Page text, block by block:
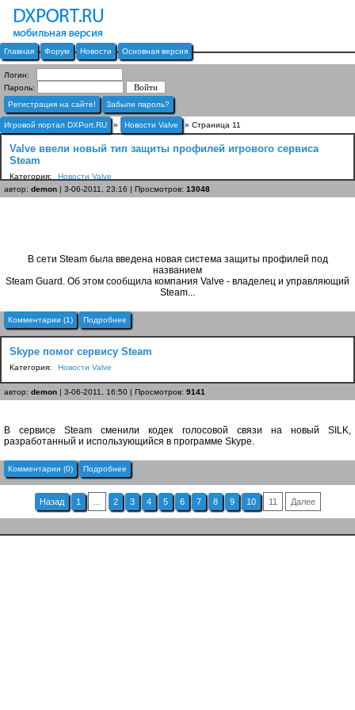
Главная Форум Новости Основная версия
Логин:
Пароль:
Регистрация на сайте!
Забыли пароль?
Игровой портал DXPort.RU » Новости Valve » Страница 11
Valve ввели новый тип защиты профилей игрового сервиса
Steam
Категория:
Новости Valve
автор: demon | 3-06-2011, 23:16 | Просмотров: 13048
В сети Steam была введена новая система защиты профилей под
названием
Steam Guard. Об этом сообщила компания Valve - владелец и управляющий
Steam...
Комментарии (1) Подробнее
Skype помог сервису Steam
Категория: Новости Valve
автор: demon | 3-06-2011, 16:50 | Просмотров: 9141
В сервисе Steam сменили кодек голосовой связи на новый SILK,
разработанный и использующийся в программе Skype.
Комментарии (0) Подробнее
Назад 1 2 3 4 5 6 7 8 9 10 11 Далее